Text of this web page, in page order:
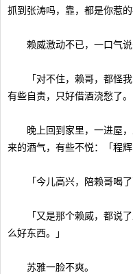
抓到张涛吗，靠，都是你惹
赖威激动不已，一口气说
「对不住，赖哥，都怪我
有些自责，只好借酒浇愁了。
晚上回到家里，一进屋，
来的酒气，有些不悦：「程辉
「今儿高兴，陪赖哥喝了
「又是那个赖威，都说了
么好东西。」
苏雅一脸不爽。